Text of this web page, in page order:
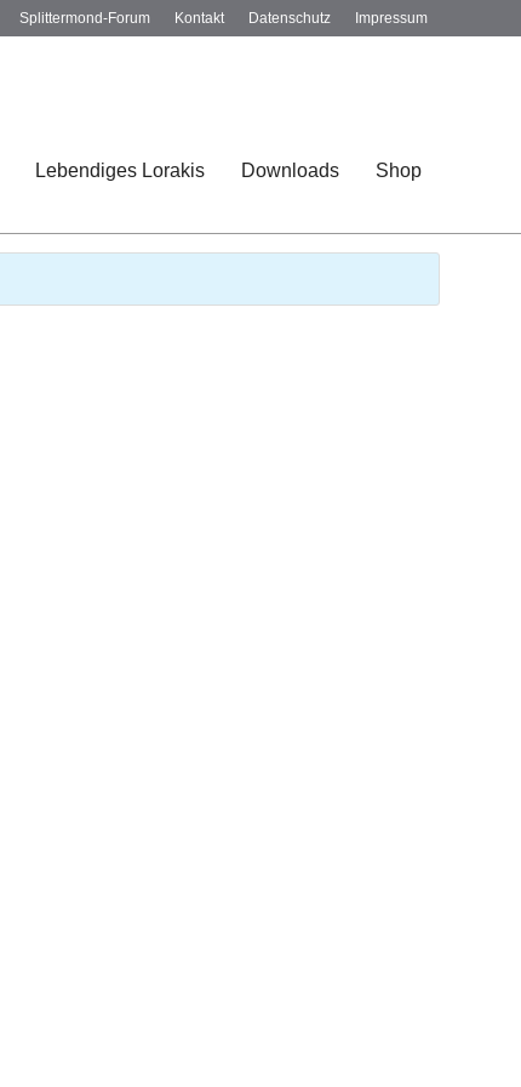
Impressum
Datenschutz
Kontakt
Splittermond-Forum
Lebendiges Lorakis Downloads Shop